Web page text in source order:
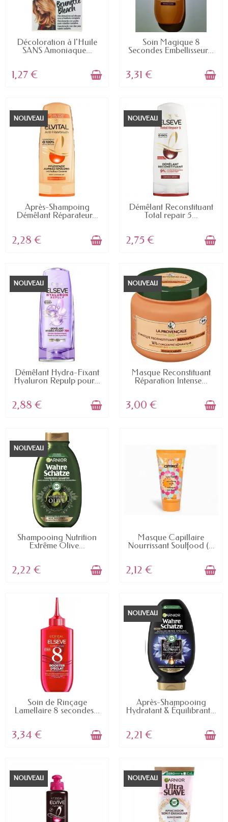
EN STOCK
Décoloration à l'Huile
SANS Amoniaque...
1,27 €
EN STOCK
Soin Magique 8
Secondes Embellisseur...
3,31 €
NOUVEAU
EN STOCK
Après-Shampoing
Démêlant Réparateur...
2,28 €
NOUVEAU
EN STOCK
Démêlant Reconstituant
Total repair 5...
2,75 €
NOUVEAU
EN STOCK
Démêlant Hydra-Fixant
Hyaluron Repulp pour...
2,88 €
NOUVEAU
EN STOCK
Masque Reconstituant
Réparation Intense...
3,00 €
NOUVEAU
EN STOCK
Shampooing Nutrition
Extrême Olive...
2,22 €
EN STOCK
Masque Capillaire
Nourrissant Soulfood (...
2,12 €
EN STOCK
Soin de Rinçage
Lamellaire 8 secondes...
3,34 €
NOUVEAU
EN STOCK
Après-Shampooing
Hydratant & Équilibrant...
2,21 €
NOUVEAU NOUVEAU